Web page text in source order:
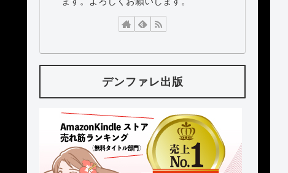
デンファレ出版